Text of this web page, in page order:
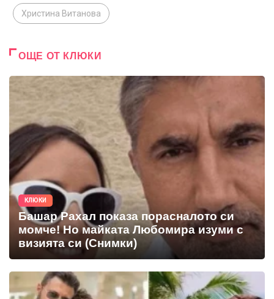
Христина Витанова
ОЩЕ ОТ КЛЮКИ
КЛЮКИ
Башар Рахал показа порасналото си
момче! Но майката Любомира изуми с
визията си (Снимки)